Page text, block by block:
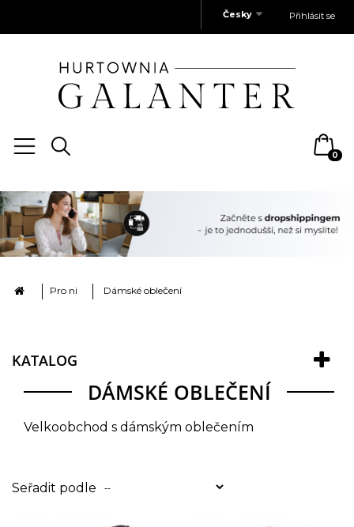
Přihlásit se
Česky
0
Pro ni Dámské oblečení
KATALOG
DÁMSKÉ OBLEČENÍ
Velkoobchod s dámským oblečením
Seřadit podle --